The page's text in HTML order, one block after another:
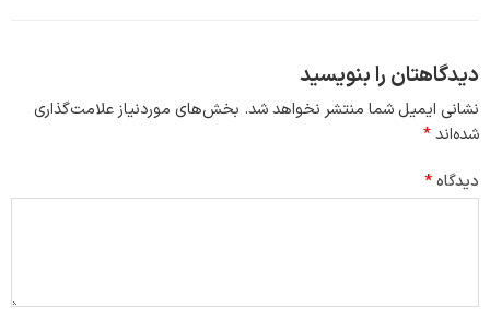
دیدگاهتان را بنویسید
نشانی ایمیل شما منتشر نخواهد شد. بخش‌های موردنیاز علامت‌گذاری
شده‌اند*
دیدگاه*